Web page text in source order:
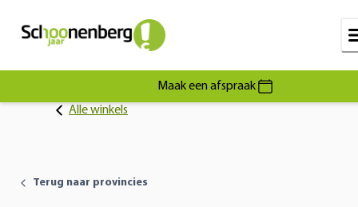
Maak een afspraak
Alle winkels
Terug naar provincies